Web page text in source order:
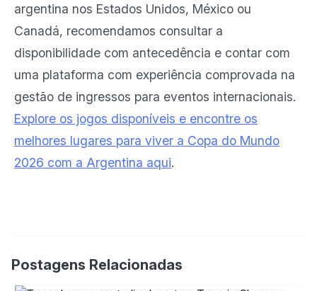
argentina nos Estados Unidos, México ou
Canadá, recomendamos consultar a
disponibilidade com antecedência e contar com
uma plataforma com experiência comprovada na
gestão de ingressos para eventos internacionais.
Explore os jogos disponíveis e encontre os
melhores lugares para viver a Copa do Mundo
2026 com a Argentina aqui.
Postagens Relacionadas